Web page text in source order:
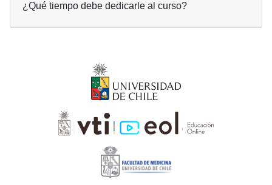
¿Qué tiempo debe dedicarle al curso?